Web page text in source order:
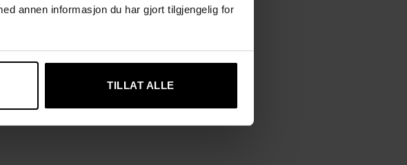
annen informasjon du har gjort tilgjengelig for
TILLAT ALLE